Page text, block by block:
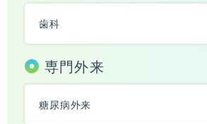
歯科
専門外来
糖尿病外来